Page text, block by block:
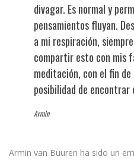
divagar. Es normal y
pensamientos fluyan.
a mi respiración,
compartir esto con mis
meditación, con el fin
posibilidad de encontrar
Armin
Armin van Buuren ha sido un